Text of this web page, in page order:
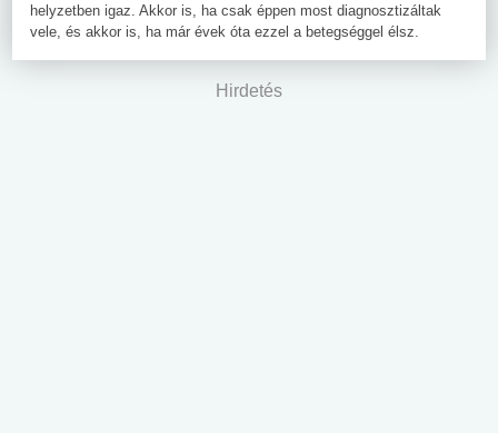
helyzetben igaz. Akkor is, ha csak éppen most diagnosztizáltak
vele, és akkor is, ha már évek óta ezzel a betegséggel élsz.
Hirdetés